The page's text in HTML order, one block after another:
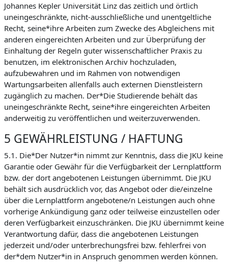
Johannes Kepler Universität Linz das zeitlich und örtlich
uneingeschränkte, nicht-ausschließliche und unentgeltliche
Recht, seine*ihre Arbeiten zum Zwecke des Abgleichens mit
anderen eingereichten Arbeiten und zur Überprüfung der
Einhaltung der Regeln guter wissenschaftlicher Praxis zu
benutzen, im elektronischen Archiv hochzuladen,
aufzubewahren und im Rahmen von notwendigen
Wartungsarbeiten allenfalls auch externen Dienstleistern
zugänglich zu machen. Der*Die Studierende behält das
uneingeschränkte Recht, seine*ihre eingereichten Arbeiten
anderweitig zu veröffentlichen und weiterzuverwenden.
5 GEWÄHRLEISTUNG / HAFTUNG
5.1. Die*Der Nutzer*in nimmt zur Kenntnis, dass die JKU keine
Garantie oder Gewähr für die Verfügbarkeit der Lernplattform
bzw. der dort angebotenen Leistungen übernimmt. Die JKU
behält sich ausdrücklich vor, das Angebot oder die/einzelne
über die Lernplattform angebotene/n Leistungen auch ohne
vorherige Ankündigung ganz oder teilweise einzustellen oder
deren Verfügbarkeit einzuschränken. Die JKU übernimmt keine
Verantwortung dafür, dass die angebotenen Leistungen
jederzeit und/oder unterbrechungsfrei bzw. fehlerfrei von
der*dem Nutzer*in in Anspruch genommen werden können.